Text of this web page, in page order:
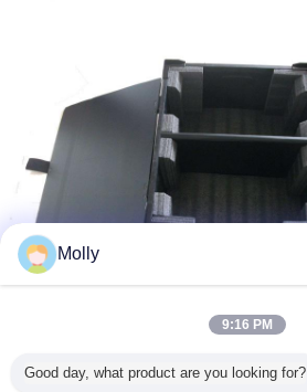
Molly
9:16 PM
Good day, what product are you looking for?